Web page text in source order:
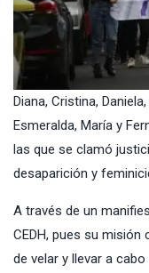
Diana, Cristina,
Esmeralda, María y
las que se clamó
desaparición y
A través de un
CEDH, pues su
de velar y llevar a